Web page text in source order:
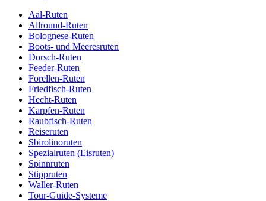
Aal-Ruten
Allround-Ruten
Bolognese-Ruten
Boots- und Meeresruten
Dorsch-Ruten
Feeder-Ruten
Forellen-Ruten
Friedfisch-Ruten
Hecht-Ruten
Karpfen-Ruten
Raubfisch-Ruten
Reiseruten
Sbirolinoruten
Spezialruten (Eisruten)
Spinnruten
Stippruten
Waller-Ruten
Tour-Guide-Systeme